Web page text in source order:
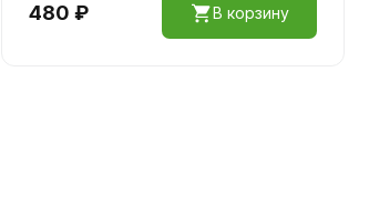
480 ₽ В корзину